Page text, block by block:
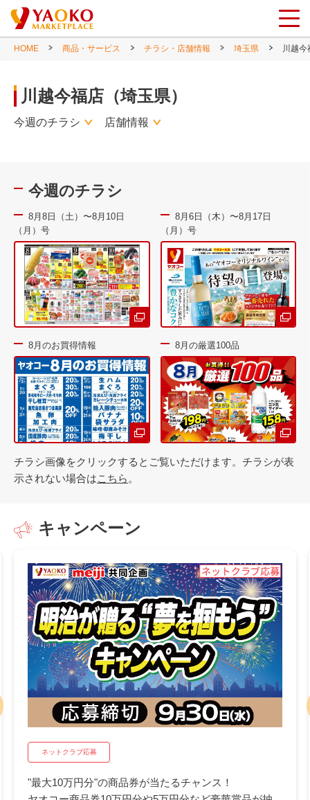
HOME 商品・サービス チラシ・店舗情報 埼玉県 川越
川越今福店（埼玉県）
今週のチラシ 店舗情報
今週のチラシ
8月8日（土）〜8月10日
（月）号
8月6日（木）〜8月17日
（月）号
8月のお買得情報 8月の厳選100品
チラシ画像をクリックするとご覧いただけます。チラシが表
示されない場合はこちら 。
キャンペーン
ネットクラブ応募
"最大10万円分"の商品券が当たるチャンス！